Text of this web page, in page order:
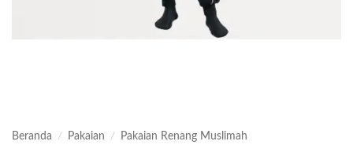
Beranda / Pakaian / Pakaian Renang Muslimah